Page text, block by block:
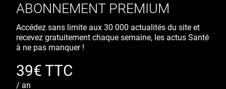
ABONNEMENT PREMIUM
Accédez sans limite aux 30 000 actualités du site et
recevez gratuitement chaque semaine, les actus Santé
à ne pas manquer !
39€ TTC
/ an